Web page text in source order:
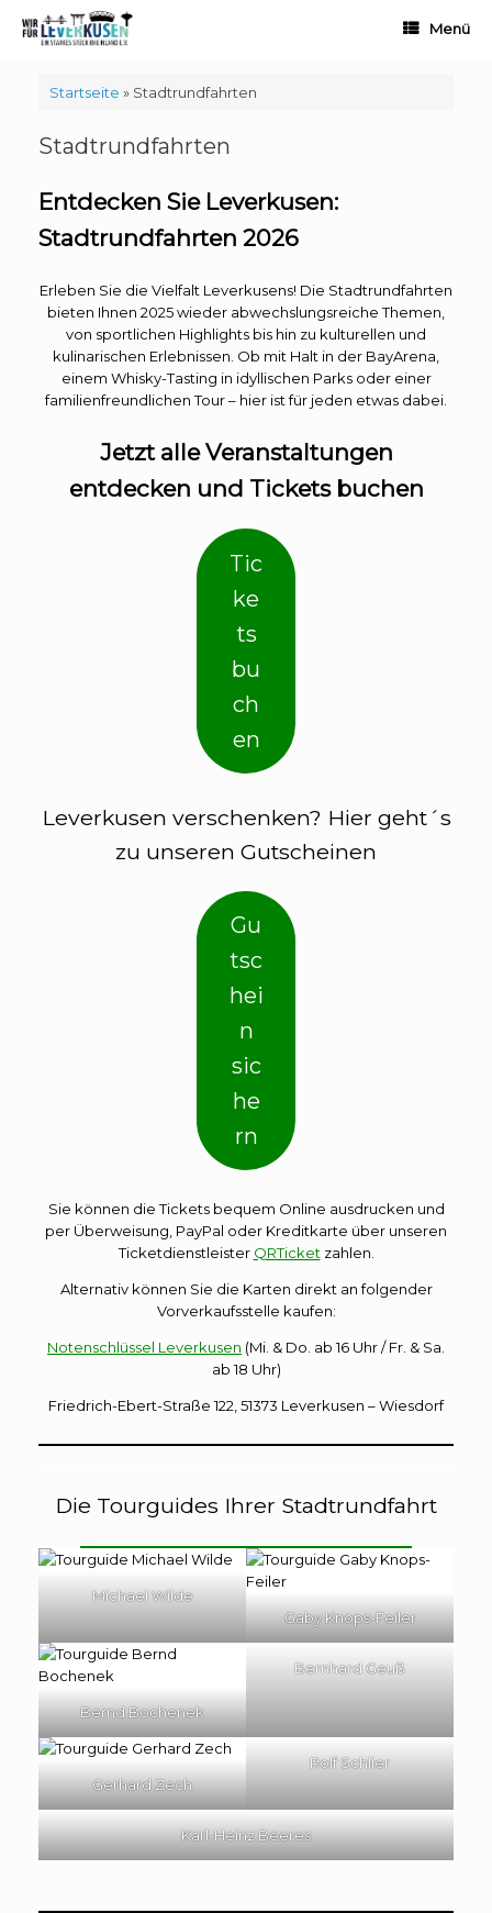
Inhalt
springen
Menü
Startseite » Stadtrundfahrten
Stadtrundfahrten
Entdecken Sie Leverkusen:
Stadtrundfahrten 2026
Erleben Sie die Vielfalt Leverkusens! Die Stadtrundfahrten
bieten Ihnen 2025 wieder abwechslungsreiche Themen,
von sportlichen Highlights bis hin zu kulturellen und
kulinarischen Erlebnissen. Ob mit Halt in der BayArena,
einem Whisky-Tasting in idyllischen Parks oder einer
familienfreundlichen Tour – hier ist für jeden etwas dabei.
Jetzt alle Veranstaltungen
entdecken und Tickets buchen
Tic
ke
ts
bu
ch
en
Leverkusen verschenken? Hier geht´s
zu unseren Gutscheinen
Gu
tsc
hei
n
sic
he
rn
Sie können die Tickets bequem Online ausdrucken und
per Überweisung, PayPal oder Kreditkarte über unseren
Ticketdienstleister QRTicketzahlen.
Alternativ können Sie die Karten direkt an folgender
Vorverkaufsstelle kaufen:
Notenschlüssel Leverkusen (Mi. & Do. ab 16 Uhr / Fr. & Sa.
ab 18 Uhr)
Friedrich-Ebert-Straße 122, 51373 Leverkusen – Wiesdorf
Die Tourguides Ihrer Stadtrundfahrt
Michael Wilde
Gaby Knops-Feiler
Bernd Bochenek
Bernhard Geuß
Gerhard Zech
Rolf Schlier
Karl-Heinz Beeres